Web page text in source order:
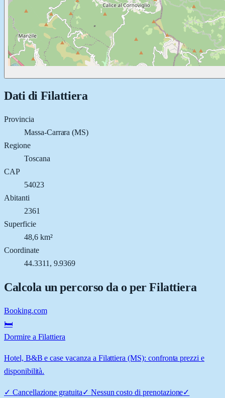
Dati di Filattiera
Provincia
Massa-Carrara (MS)
Regione
Toscana
CAP
54023
Abitanti
2361
Superficie
48,6 km²
Coordinate
44.3311, 9.9369
Calcola un percorso da o perFilattiera
Booking.com
🛏️
Dormire a Filattiera
Hotel, B&B e case vacanza a Filattiera (MS): confronta prezzi e
disponibilità.
✓ Cancellazione gratuita✓ Nessun costo di prenotazione✓